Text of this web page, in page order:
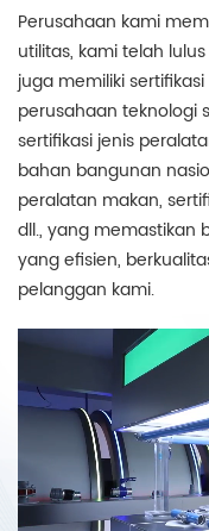
Perusahaan kami
utilitas, kami telah lulus
juga memiliki
perusahaan teknologi
sertifikasi jenis
bahan bangunan
peralatan makan,
dll., yang memastikan
yang efisien,
pelanggan kami.